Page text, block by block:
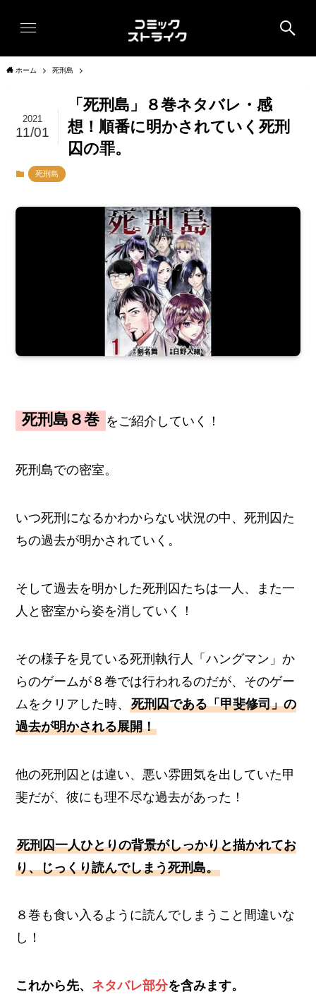
ホーム 死刑島
「死刑島」８巻ネタバレ・感
想！順番に明かされていく死刑
囚の罪。
2021
11/01
死刑島
死刑島８巻 をご紹介していく！
死刑島での密室。
いつ死刑になるかわからない状況の中、死刑囚た
ちの過去が明かされていく。
そして過去を明かした死刑囚たちは一人、また一
人と密室から姿を消していく！
その様子を見ている死刑執行人「ハングマン」か
らのゲームが８巻では行われるのだが、そのゲー
ムをクリアした時、死刑囚である「甲斐修司」の
過去が明かされる展開！
他の死刑囚とは違い、悪い雰囲気を出していた甲
斐だが、彼にも理不尽な過去があった！
死刑囚一人ひとりの背景がしっかりと描かれてお
り、じっくり読んでしまう死刑島。
８巻も食い入るように読んでしまうこと間違いな
し！
これから先、 ネタバレ部分を含みます。